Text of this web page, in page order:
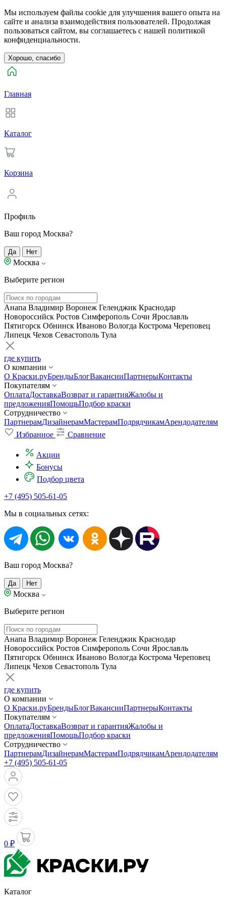
Мы используем файлы cookie для улучшения вашего опыта на
сайте и анализа взаимодействия пользователей. Продолжая
пользоваться сайтом, вы соглашаетесь с нашей политикой
конфиденциальности.
Хорошо, спасибо
Главная
Каталог
Корзина
Профиль
Ваш город Москва?
Да Нет
Москва
Выберите регион
Анапа Владимир Воронеж Геленджик Краснодар
Новороссийск Ростов Симферополь Сочи Ярославль
Пятигорск Обнинск Иваново Вологда Кострома Череповец
Липецк Чехов Севастополь Тула
где купить
О компании
О Краски.руБрендыБлогВакансииПартнерыКонтакты
Покупателям
ОплатаДоставкаВозврат и гарантияЖалобы и
предложенияПомощьПодбор краски
Сотрудничество
ПартнерамДизайнерамМастерамПодрядчикамАрендодателям
Избранное
Сравнение
Акции
Бонусы
Подбор цвета
+7 (495) 505-61-05
Мы в социальных сетях:
Ваш город Москва?
Да Нет
Москва
Выберите регион
Анапа Владимир Воронеж Геленджик Краснодар
Новороссийск Ростов Симферополь Сочи Ярославль
Пятигорск Обнинск Иваново Вологда Кострома Череповец
Липецк Чехов Севастополь Тула
где купить
О компании
О Краски.руБрендыБлогВакансииПартнерыКонтакты
Покупателям
ОплатаДоставкаВозврат и гарантияЖалобы и
предложенияПомощьПодбор краски
Сотрудничество
ПартнерамДизайнерамМастерамПодрядчикамАрендодателям
+7 (495) 505-61-05
0 ₽
Каталог